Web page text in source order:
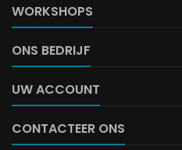
WORKSHOPS
ONS BEDRIJF
UW ACCOUNT
CONTACTEER ONS